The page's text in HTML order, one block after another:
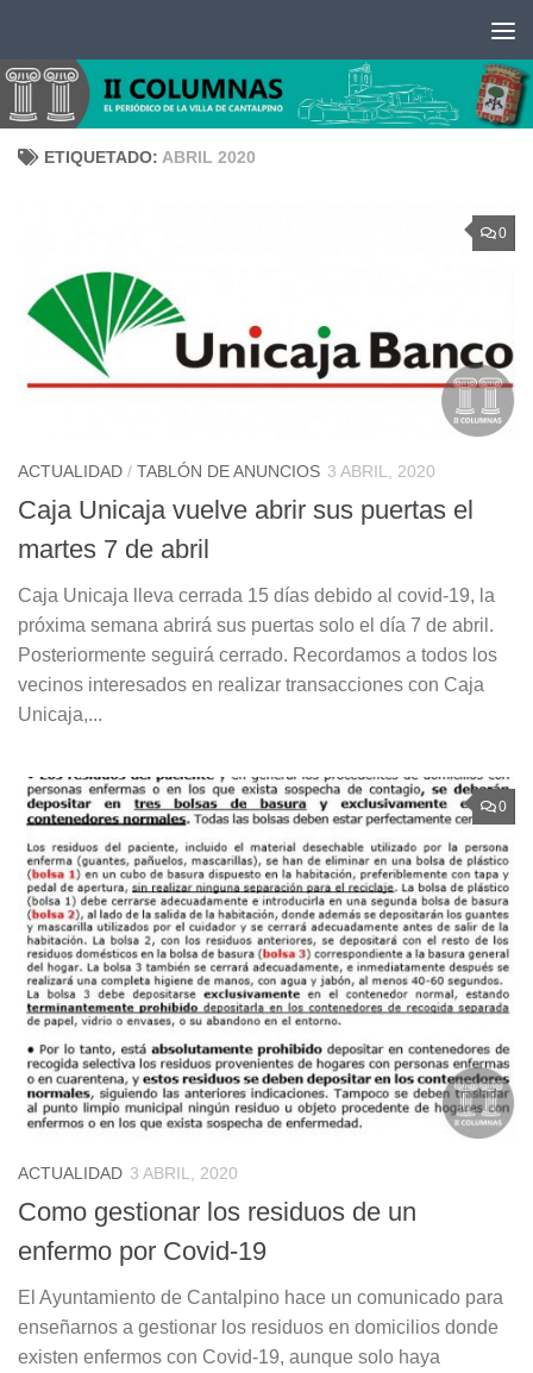
ETIQUETADO: ABRIL 2020
0
ACTUALIDAD / TABLÓN DE ANUNCIOS 3 ABRIL, 2020
Caja Unicaja vuelve abrir sus puertas el
martes 7 de abril
Caja Unicaja lleva cerrada 15 días debido al covid-19, la
próxima semana abrirá sus puertas solo el día 7 de abril.
Posteriormente seguirá cerrado. Recordamos a todos los
vecinos interesados en realizar transacciones con Caja
Unicaja,...
0
ACTUALIDAD 3 ABRIL, 2020
Como gestionar los residuos de un
enfermo por Covid-19
El Ayuntamiento de Cantalpino hace un comunicado para
enseñarnos a gestionar los residuos en domicilios donde
existen enfermos con Covid-19, aunque solo haya